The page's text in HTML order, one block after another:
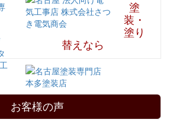
塗
装・
塗り
替えなら
お客様の声